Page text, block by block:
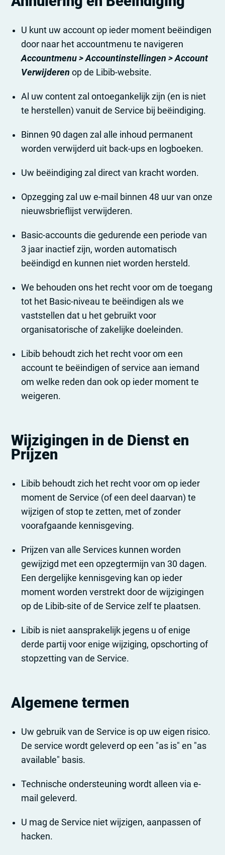
U kunt uw account op ieder moment beëindigen
door naar het accountmenu te navigeren
Accountmenu > Accountinstellingen > Account
Verwijderen op de Libib-website.
Al uw content zal ontoegankelijk zijn (en is niet
te herstellen) vanuit de Service bij beëindiging.
Binnen 90 dagen zal alle inhoud permanent
worden verwijderd uit back-ups en logboeken.
Uw beëindiging zal direct van kracht worden.
Opzegging zal uw e-mail binnen 48 uur van onze
nieuwsbrieflijst verwijderen.
Basic-accounts die gedurende een periode van
3 jaar inactief zijn, worden automatisch
beëindigd en kunnen niet worden hersteld.
We behouden ons het recht voor om de toegang
tot het Basic-niveau te beëindigen als we
vaststellen dat u het gebruikt voor
organisatorische of zakelijke doeleinden.
Libib behoudt zich het recht voor om een
account te beëindigen of service aan iemand
om welke reden dan ook op ieder moment te
weigeren.
Wijzigingen in de Dienst en
Prijzen
Libib behoudt zich het recht voor om op ieder
moment de Service (of een deel daarvan) te
wijzigen of stop te zetten, met of zonder
voorafgaande kennisgeving.
Prijzen van alle Services kunnen worden
gewijzigd met een opzegtermijn van 30 dagen.
Een dergelijke kennisgeving kan op ieder
moment worden verstrekt door de wijzigingen
op de Libib-site of de Service zelf te plaatsen.
Libib is niet aansprakelijk jegens u of enige
derde partij voor enige wijziging, opschorting of
stopzetting van de Service.
Algemene termen
Uw gebruik van de Service is op uw eigen risico.
De service wordt geleverd op een "as is" en "as
available" basis.
Technische ondersteuning wordt alleen via e-
mail geleverd.
U mag de Service niet wijzigen, aanpassen of
hacken.